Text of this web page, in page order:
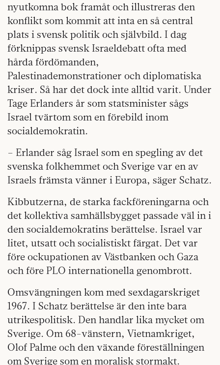
nyutkomna bok framåt och illustreras den
konflikt som kommit att inta en så central
plats i svensk politik och självbild. I dag
förknippas svensk Israeldebatt ofta med
hårda fördömanden,
Palestinademonstrationer och diplomatiska
kriser. Så har det dock inte alltid varit. Under
Tage Erlanders år som statsminister sågs
Israel tvärtom som en förebild inom
socialdemokratin.
– Erlander såg Israel som en spegling av det
svenska folkhemmet och Sverige var en av
Israels främsta vänner i Europa, säger Schatz.
Kibbutzerna, de starka fackföreningarna och
det kollektiva samhällsbygget passade väl in i
den socialdemokratins berättelse. Israel var
litet, utsatt och socialistiskt färgat. Det var
före ockupationen av Västbanken och Gaza
och före PLO internationella genombrott.
Omsvängningen kom med sexdagarskriget
1967. I Schatz berättelse är den inte bara
utrikespolitisk. Den handlar lika mycket om
Sverige. Om 68-vänstern, Vietnamkriget,
Olof Palme och den växande föreställningen
om Sverige som en moralisk stormakt.